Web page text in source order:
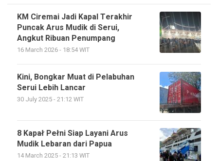
KM Ciremai Jadi Kapal Terakhir
Puncak Arus Mudik di Serui,
Angkut Ribuan Penumpang
16 March 2026 - 18:54 WIT
Kini, Bongkar Muat di Pelabuhan
Serui Lebih Lancar
30 July 2025 - 21:12 WIT
8 Kapał Pełni Siap Layani Arus
Mudik Lebaran dari Papua
14 March 2025 - 21:13 WIT